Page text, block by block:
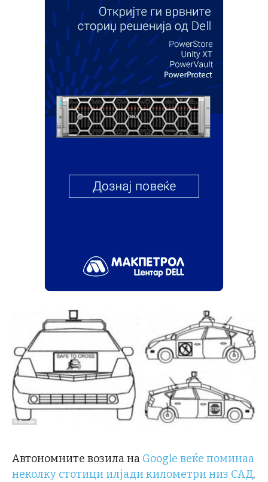
Автономните возила на Google веќе поминаа
неколку стотици илјади километри низ САД,